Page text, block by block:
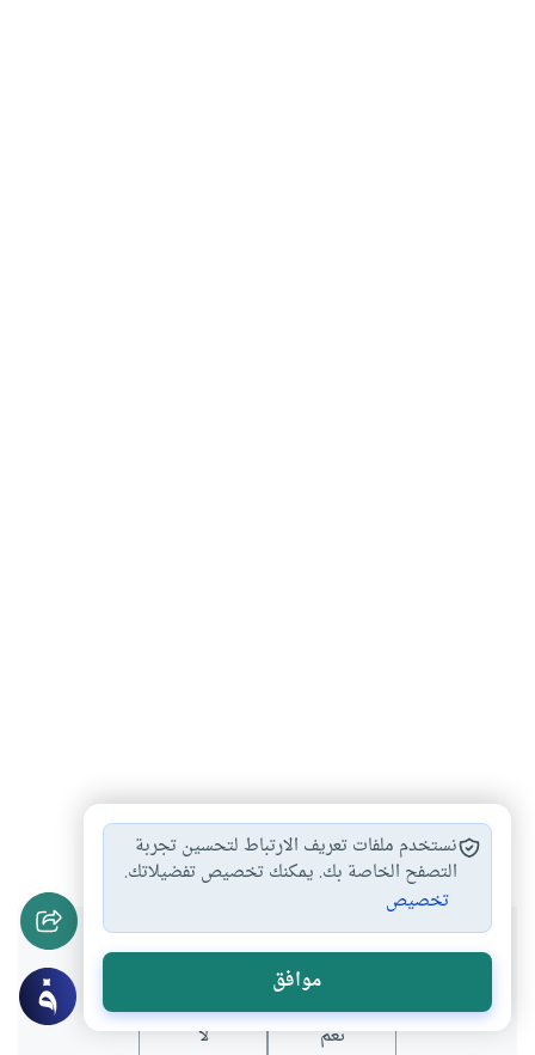
علماء الهند العلماء المسلمين تراجم العلماء
هل انتفعت بهذا المحتوى؟
نعم لا
نستخدم ملفات تعريف الارتباط لتحسين تجربة
التصفح الخاصة بك. يمكنك تخصيص تفضيلاتك.
تخصيص
موافق